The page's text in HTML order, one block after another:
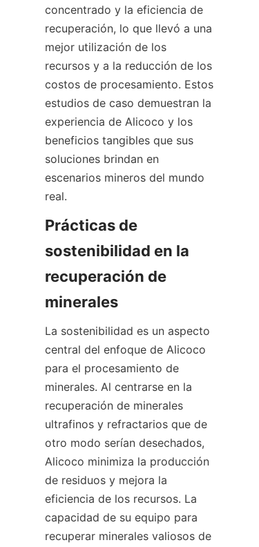
concentrado y la eficiencia de
recuperación, lo que llevó a una
mejor utilización de los
recursos y a la reducción de los
costos de procesamiento. Estos
estudios de caso demuestran la
experiencia de Alicoco y los
beneficios tangibles que sus
soluciones brindan en
escenarios mineros del mundo
Prácticas de
sostenibilidad en la
recuperación de
La sostenibilidad es un aspecto
central del enfoque de Alicoco
para el procesamiento de
minerales. Al centrarse en la
recuperación de minerales
ultrafinos y refractarios que de
otro modo serían desechados,
Alicoco minimiza la producción
de residuos y mejora la
eficiencia de los recursos. La
capacidad de su equipo para
recuperar minerales valiosos de